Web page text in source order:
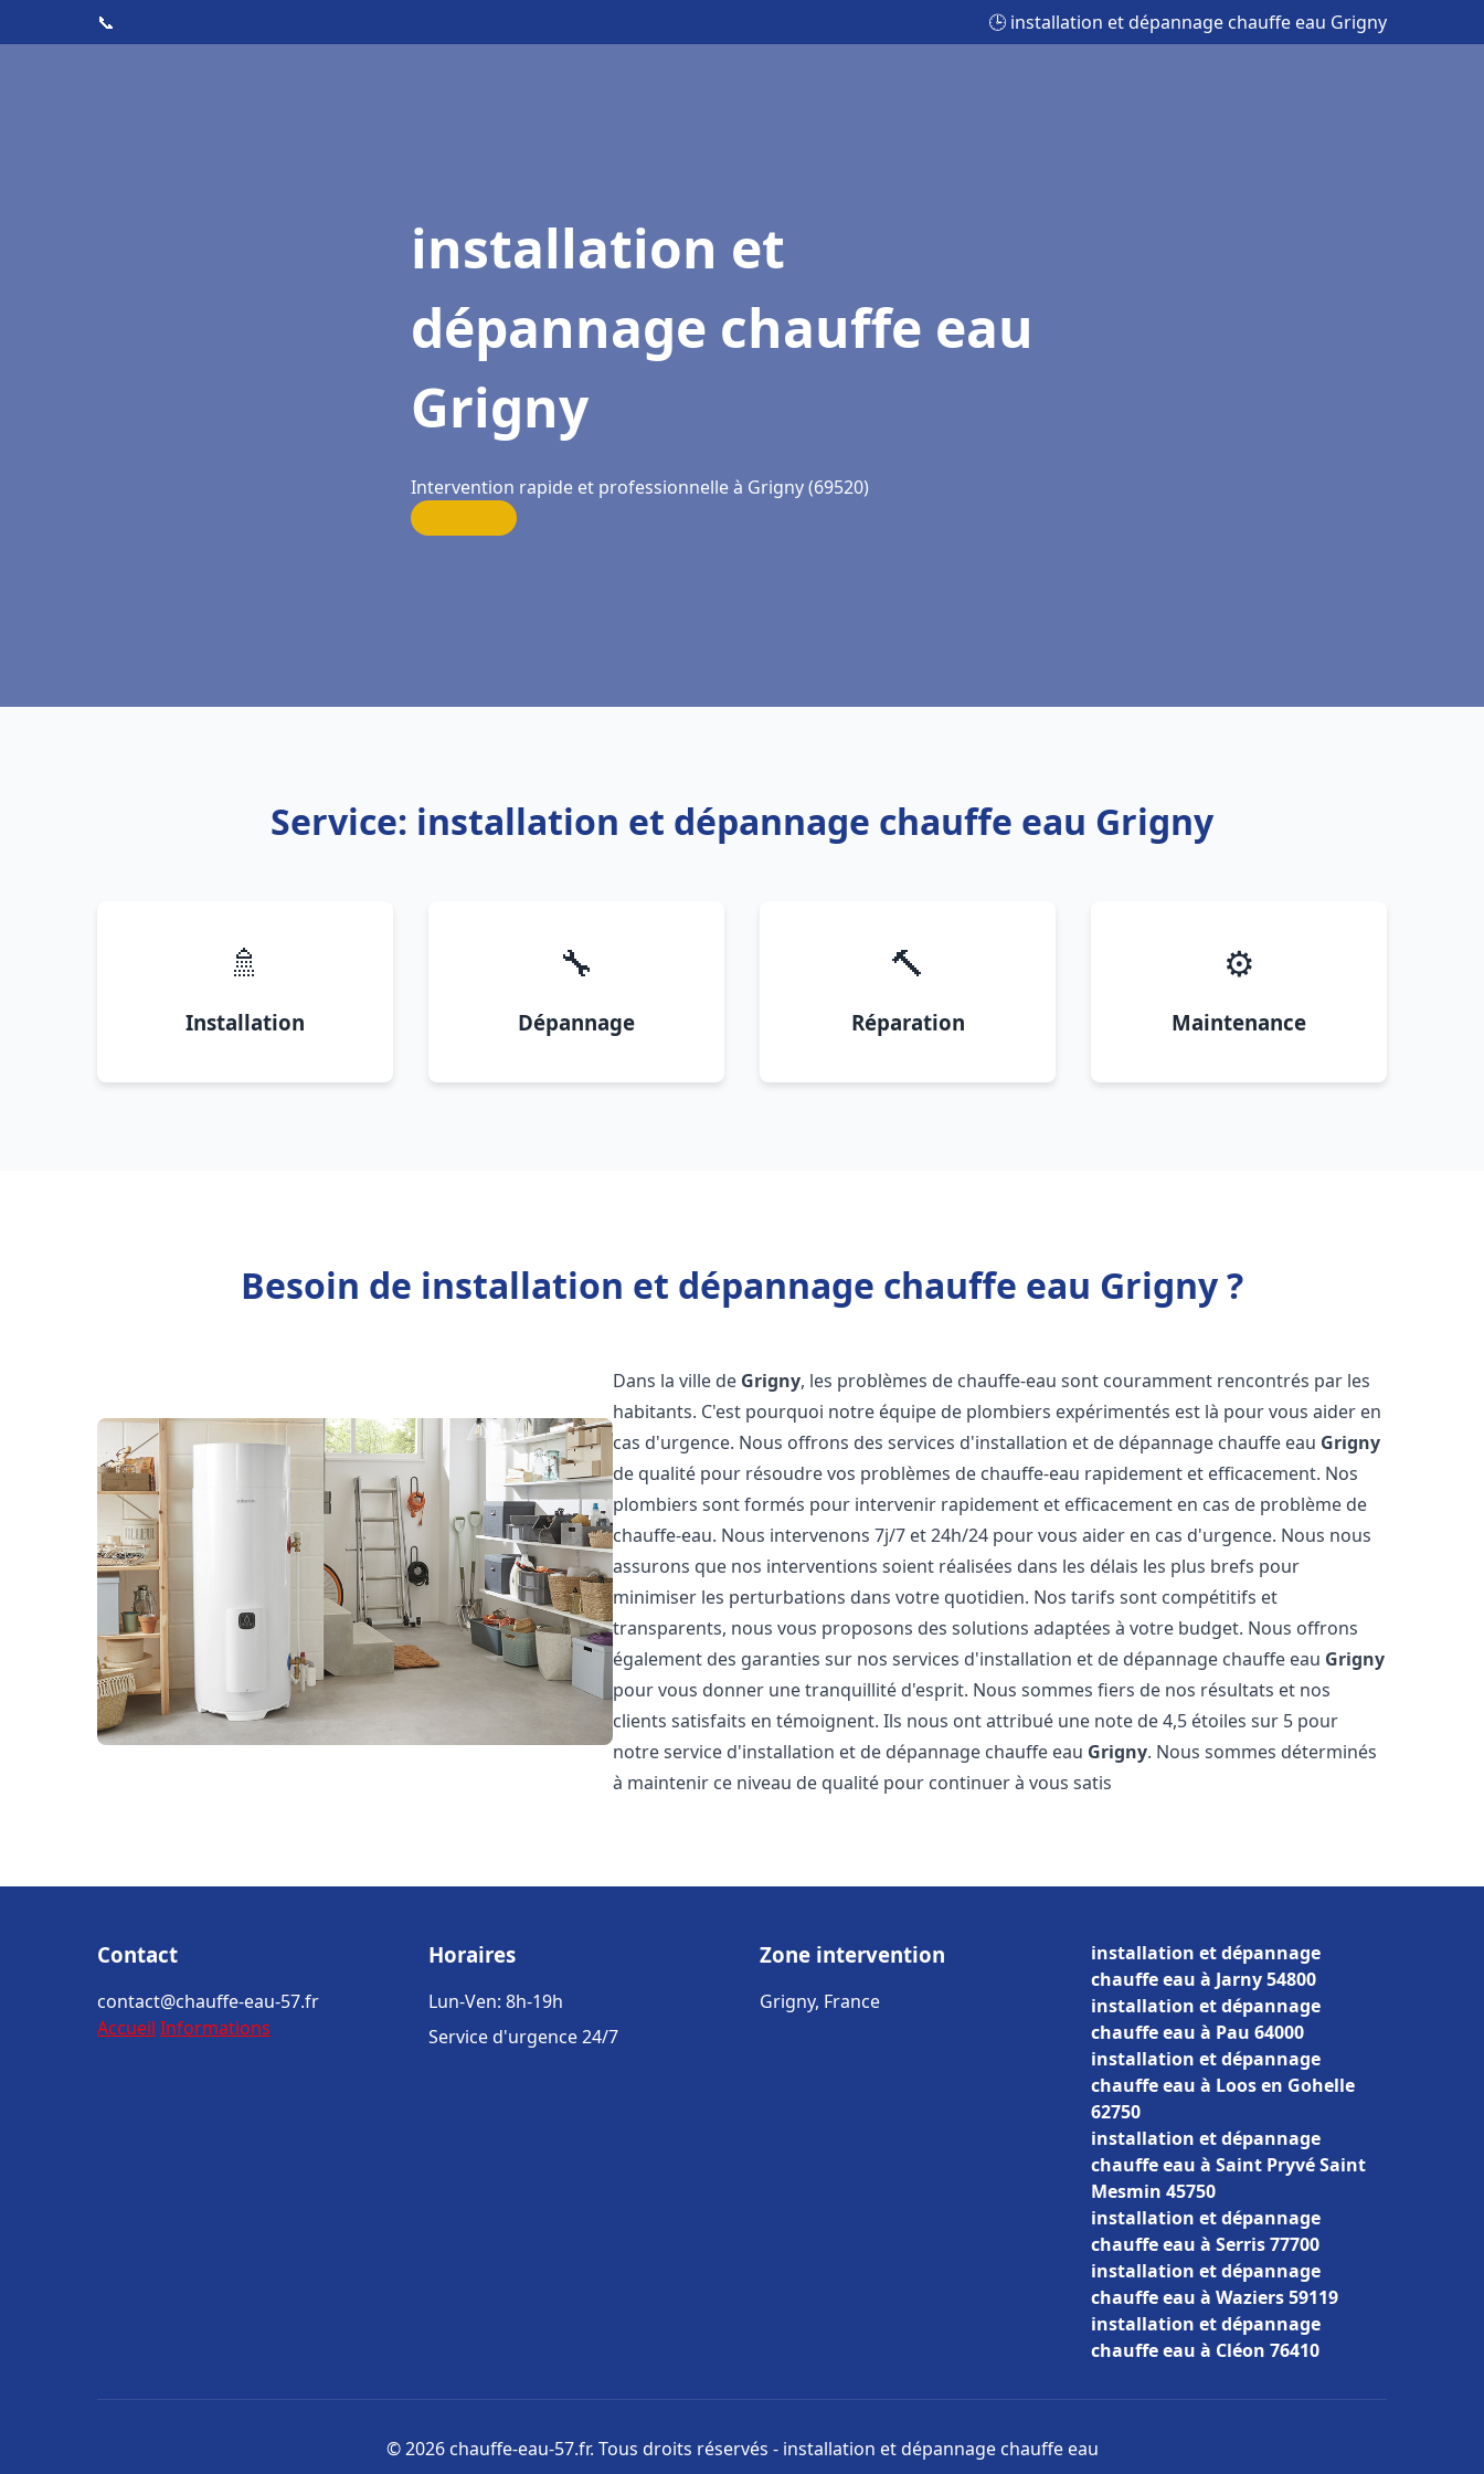
📞 🕒 installation et dépannage chauffe eau Grigny
installation et
dépannage chauffe eau
Grigny
Intervention rapide et professionnelle à Grigny (69520)
Service: installation et dépannage chauffe eau Grigny
🚿
Installation
🔧
Dépannage
🔨
Réparation
⚙️
Maintenance
Besoin de installation et dépannage chauffe eau Grigny ?
Dans la ville de Grigny, les problèmes de chauffe-eau sont couramment rencontrés par les
habitants. C'est pourquoi notre équipe de plombiers expérimentés est là pour vous aider en
cas d'urgence. Nous offrons des services d'installation et de dépannage chauffe eau Grigny
de qualité pour résoudre vos problèmes de chauffe-eau rapidement et efficacement. Nos
plombiers sont formés pour intervenir rapidement et efficacement en cas de problème de
chauffe-eau. Nous intervenons 7j/7 et 24h/24 pour vous aider en cas d'urgence. Nous nous
assurons que nos interventions soient réalisées dans les délais les plus brefs pour
minimiser les perturbations dans votre quotidien. Nos tarifs sont compétitifs et
transparents, nous vous proposons des solutions adaptées à votre budget. Nous offrons
également des garanties sur nos services d'installation et de dépannage chauffe eau Grigny
pour vous donner une tranquillité d'esprit. Nous sommes fiers de nos résultats et nos
clients satisfaits en témoignent. Ils nous ont attribué une note de 4,5 étoiles sur 5 pour
notre service d'installation et de dépannage chauffe eau Grigny. Nous sommes déterminés
à maintenir ce niveau de qualité pour continuer à vous satis
Contact
contact@chauffe-eau-57.fr
Accueil Informations
Horaires
Lun-Ven: 8h-19h
Service d'urgence 24/7
Zone intervention
Grigny, France
installation et dépannage
chauffe eau à Jarny 54800
installation et dépannage
chauffe eau à Pau 64000
installation et dépannage
chauffe eau à Loos en Gohelle
62750
installation et dépannage
chauffe eau à Saint Pryvé Saint
Mesmin 45750
installation et dépannage
chauffe eau à Serris 77700
installation et dépannage
chauffe eau à Waziers 59119
installation et dépannage
chauffe eau à Cléon 76410
© 2026 chauffe-eau-57.fr. Tous droits réservés - installation et dépannage chauffe eau